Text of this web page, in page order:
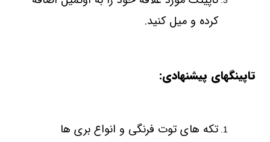
کرده و میل کنید.
تاپینگهای پیشنهادی:
تکه های توت فرنگی و انواع بری ها